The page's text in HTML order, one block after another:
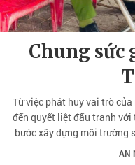
Chung sức
Từ việc phát huy vai trò
đến quyết liệt đấu tranh với
bước xây dựng môi trường
AN